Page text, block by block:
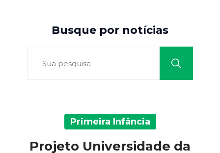
Busque por notícias
Primeira Infância
Projeto Universidade da